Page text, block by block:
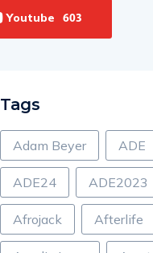
Youtube 603
Tags
Adam Beyer ADE
ADE24 ADE2023
Afrojack Afterlife